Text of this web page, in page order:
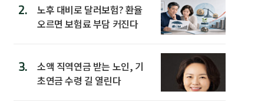
2.
노후 대비로 달러보험? 환율
오르면 보험료 부담 커진다
3.
소액 직역연금 받는 노인, 기
초연금 수령 길 열린다